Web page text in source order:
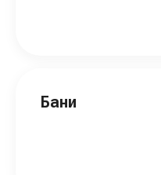
Бани